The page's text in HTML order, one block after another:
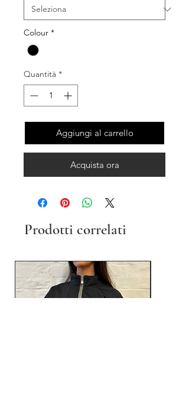
Colour *
Quantità *
Aggiungi al carrello
Acquista ora
Prodotti correlati